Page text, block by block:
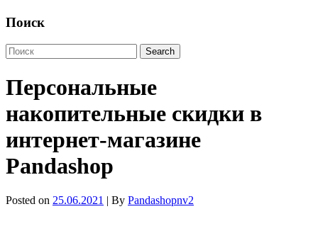
Поиск
Персональные
накопительные скидки в
интернет-магазине
Pandashop
Posted on 25.06.2021 | By Pandashopnv2